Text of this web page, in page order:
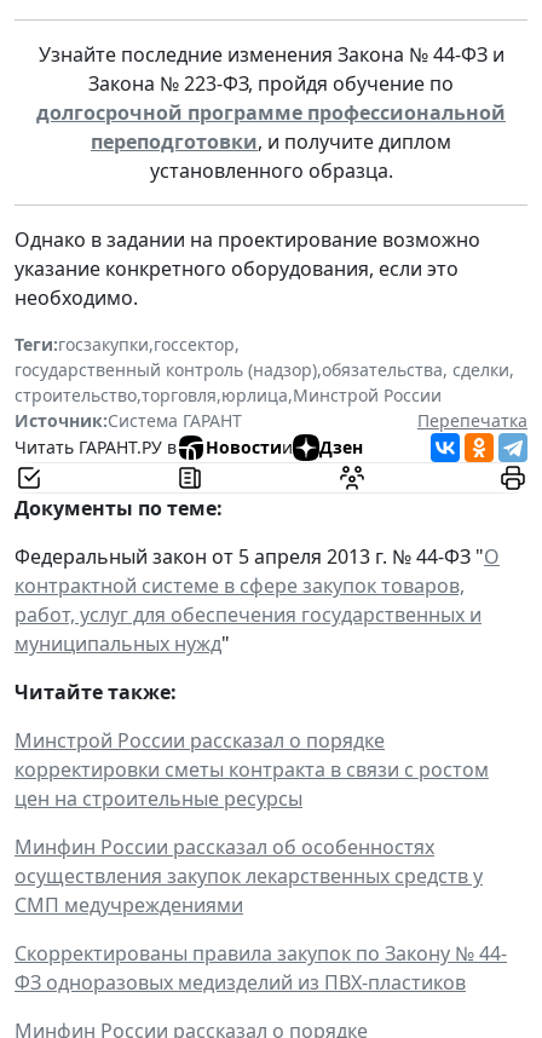
Узнайте последние изменения Закона № 44-ФЗ и
Закона № 223-ФЗ, пройдя обучение по
долгосрочной программе профессиональной
переподготовки, и получите диплом
установленного образца.
Однако в задании на проектирование возможно
указание конкретного оборудования, если это
необходимо.
Теги:госзакупки,госсектор,
государственный контроль (надзор),обязательства, сделки,
строительство,торговля,юрлица,Минстрой России
Источник:Система ГАРАНТ
Перепечатка
Читать ГАРАНТ.РУ в
Новостии Дзен
Документы по теме:
Федеральный закон от 5 апреля 2013 г. № 44-ФЗ "О
контрактной системе в сфере закупок товаров,
работ, услуг для обеспечения государственных и
муниципальных нужд"
Читайте также:
Минстрой России рассказал о порядке
корректировки сметы контракта в связи с ростом
цен на строительные ресурсы
Минфин России рассказал об особенностях
осуществления закупок лекарственных средств у
СМП медучреждениями
Скорректированы правила закупок по Закону № 44-
ФЗ одноразовых медизделий из ПВХ-пластиков
Минфин России рассказал о порядке